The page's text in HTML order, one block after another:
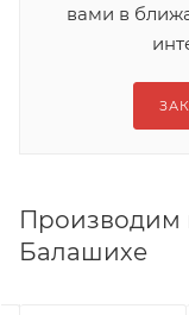
вами в
Производим
Балашихе